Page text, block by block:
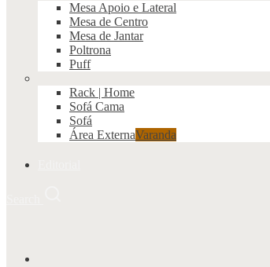
Mesa Apoio e Lateral
Mesa de Centro
Mesa de Jantar
Poltrona
Puff
Rack | Home
Sofá Cama
Sofá
Área ExternaVaranda